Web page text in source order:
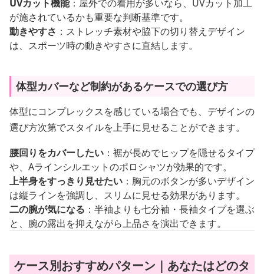
UVカット機能：屋外での着用が多いなら、UVカット加工
が施されているかも重要な判断基準です。
動きやすさ ：ストレッチ素材や脇下の切り替えデザイン
は、スポーツ時の動きやすさに直結します。
体型カバーなど制約があるケースでの選び方
体型にコンプレックスを感じている場合でも、デザインの
選び方次第でスタイルを上手に見せることができます。
腰回りをカバーしたい ：裾が長めでヒップを隠せるタイプ
や、Aラインシルエットのポロシャツが効果的です。
上半身をすっきり見せたい ：胸元のボタンが多いデザイン
は縦ラインを強調し、スリムに見せる効果があります。
二の腕が気になる ：半袖よりも七分袖・長袖タイプを選ぶ
と、腕の露出を抑えながら上品さを演出できます。
ケース別おすすめパターン｜あなたはどのタ